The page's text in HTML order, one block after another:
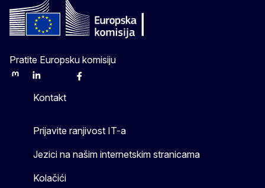
Pratite Europsku komisiju
MastodonLinkedInBlueskyFacebook
Kontakt
Prijavite ranjivost IT-a
Jezici na našim internetskim stranicama
Kolačići